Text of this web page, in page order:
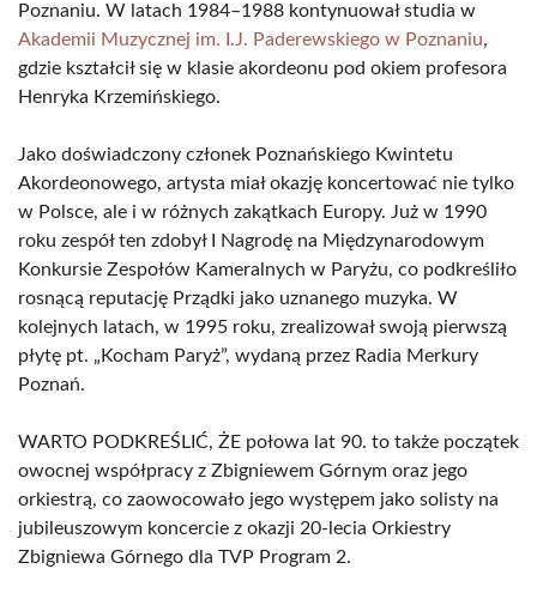
Poznaniu. W latach 1984–1988 kontynuował studia w
Akademii Muzycznej im. I.J. Paderewskiego w Poznaniu,
gdzie kształcił się w klasie akordeonu pod okiem profesora
Henryka Krzemińskiego.
Jako doświadczony członek Poznańskiego Kwintetu
Akordeonowego, artysta miał okazję koncertować nie tylko
w Polsce, ale i w różnych zakątkach Europy. Już w 1990
roku zespół ten zdobył I Nagrodę na Międzynarodowym
Konkursie Zespołów Kameralnych w Paryżu, co podkreśliło
rosnącą reputację Prządki jako uznanego muzyka. W
kolejnych latach, w 1995 roku, zrealizował swoją pierwszą
płytę pt. „Kocham Paryż”, wydaną przez Radia Merkury
Poznań.
WARTO PODKREŚLIĆ, ŻE połowa lat 90. to także początek
owocnej współpracy z Zbigniewem Górnym oraz jego
orkiestrą, co zaowocowało jego występem jako solisty na
jubileuszowym koncercie z okazji 20-lecia Orkiestry
Zbigniewa Górnego dla TVP Program 2.